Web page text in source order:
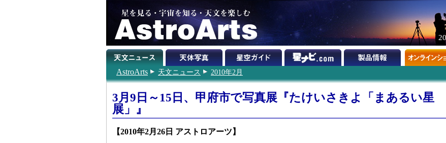
AstroArts 天文ニュース 2010年2月
3月9日～15日、甲府市で写真展『たけいさきよ「まあるい星
展」』
【2010年2月26日 アストロアーツ】